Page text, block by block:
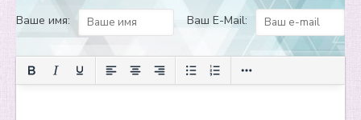
Ваше имя: Ваш E-Mail: